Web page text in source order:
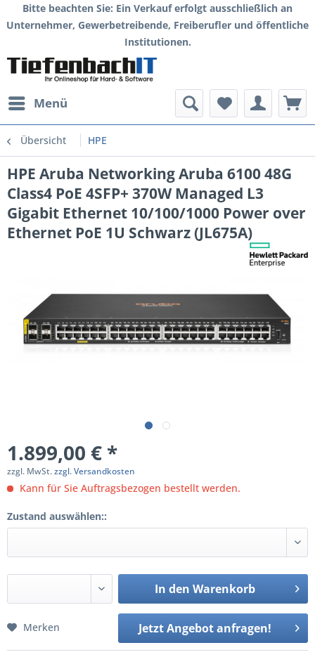
Bitte beachten Sie: Ein Verkauf erfolgt ausschließlich an
Unternehmer, Gewerbetreibende, Freiberufler und öffentliche
Institutionen.
Menü
Übersicht HPE
HPE Aruba Networking Aruba 6100 48G
Class4 PoE 4SFP+ 370W Managed L3
Gigabit Ethernet 10/100/1000 Power over
Ethernet PoE 1U Schwarz (JL675A)
1.899,00 € *
zzgl. MwSt.zzgl. Versandkosten
Kann für Sie Auftragsbezogen bestellt werden.
Zustand auswählen::
In den Warenkorb
Jetzt Angebot anfragen!
Merken